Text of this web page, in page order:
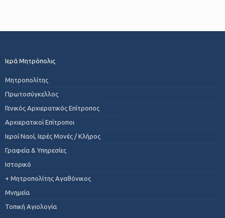
Ιερά Μητρόπολις
Μητροπολίτης
Πρωτοσύγκελλος
Γενικός Αρχιερατικός Επίτροπος
Αρχιερατικοί Επίτροποι
Ιεροί Ναοί, Ιερές Μονές / Κλήρος
Γραφεία & Υπηρεσίες
Ιστορικό
+ Μητροπολίτης Αγαθόνικος
Μνημεία
Τοπική Αγιολογία